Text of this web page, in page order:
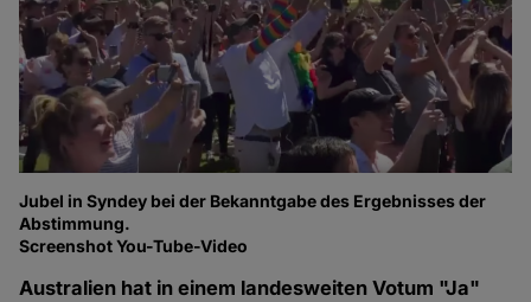
Jubel in Syndey bei der Bekanntgabe des Ergebnisses der
Abstimmung.
Screenshot You-Tube-Video
Australien hat in einem landesweiten Votum "Ja"